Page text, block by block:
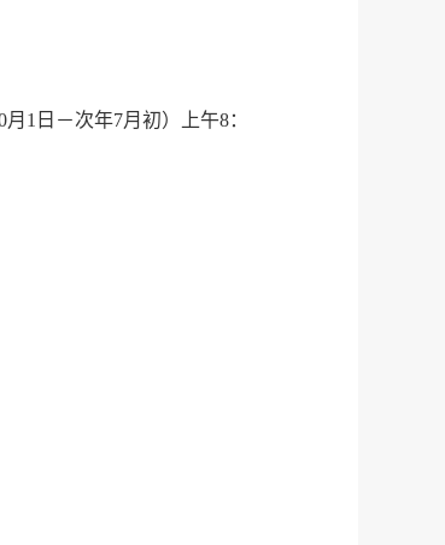
1日－次年7月初）上午8：